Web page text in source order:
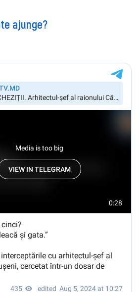
ajunge?